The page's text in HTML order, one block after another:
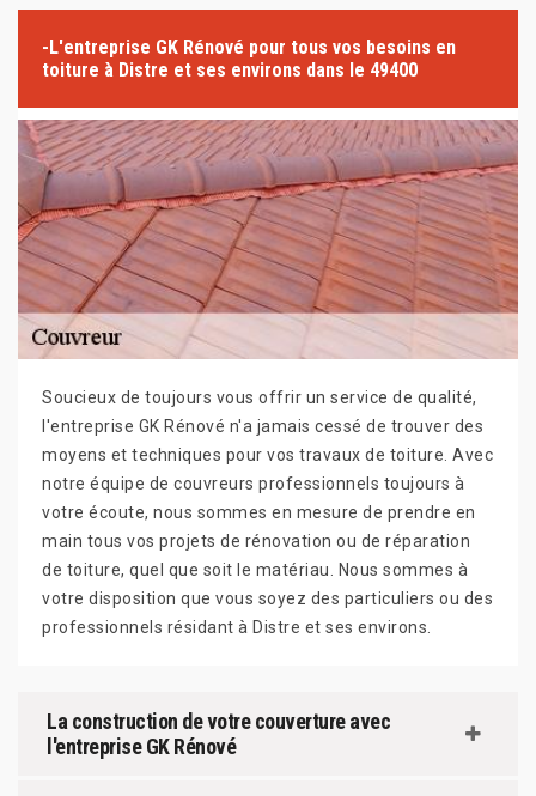
-L'entreprise GK Rénové pour tous vos besoins en
toiture à Distre et ses environs dans le 49400
Soucieux de toujours vous offrir un service de qualité,
l'entreprise GK Rénové n'a jamais cessé de trouver des
moyens et techniques pour vos travaux de toiture. Avec
notre équipe de couvreurs professionnels toujours à
votre écoute, nous sommes en mesure de prendre en
main tous vos projets de rénovation ou de réparation
de toiture, quel que soit le matériau. Nous sommes à
votre disposition que vous soyez des particuliers ou des
professionnels résidant à Distre et ses environs.
La construction de votre couverture avec
l'entreprise GK Rénové